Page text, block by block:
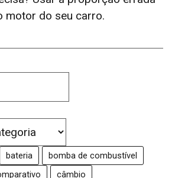
motor do seu carro.
bateria
bomba de combustível
câmbio